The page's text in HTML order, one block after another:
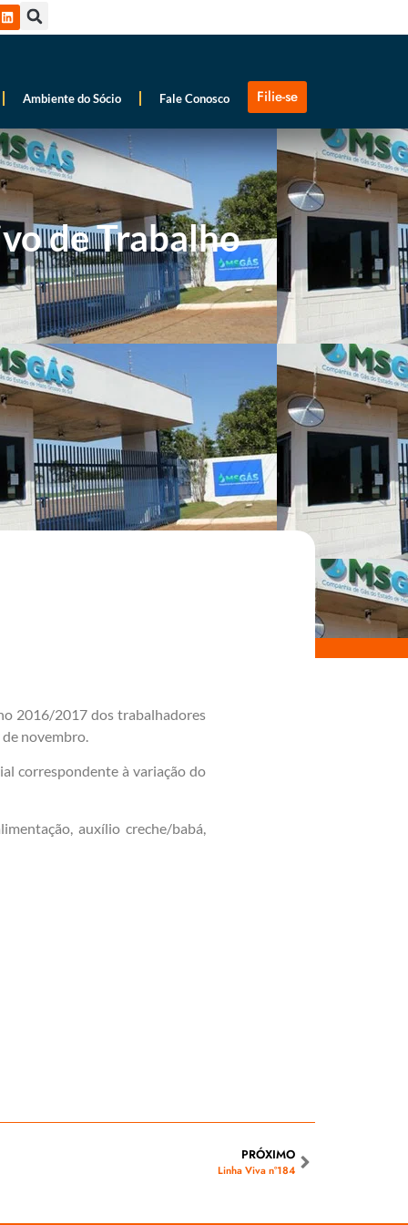
Ambiente do Sócio Fale Conosco Filie-se
de Trabalho
2016/2017 dos trabalhadores
novembro.
correspondente à variação do
auxílio creche/babá,
PRÓXIMO
Linha Viva n°184